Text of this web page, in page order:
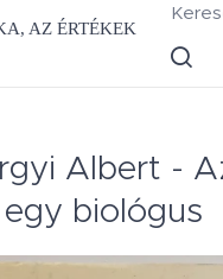
AZ ÉRTÉKEK
Albert -
biológus